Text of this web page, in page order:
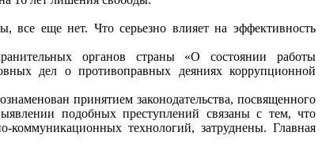
все еще нет. Чтосерьезно влияет на эффективность
органов страны «О состоянии работы
дел о противоправных деяниях коррупционной
ознаменован принятием законодательства, посвященного
подобных преступлений связаны с тем, что
коммуникационных технологий, затруднены. Главная